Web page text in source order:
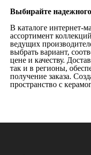
Выбирайте
В каталоге интернет-
ассортимент
ведущих
выбрать вариант,
цене и качеству.
так и в регионы,
получение заказа.
пространство с